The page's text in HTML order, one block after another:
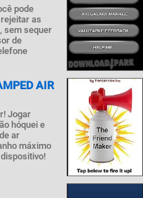
pode
as
sem sequer
de
AIR
Jogar
hóquei e
ar
máximo